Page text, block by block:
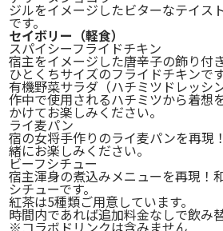
ジルをイメージしたビターなテイス
です。
セイボリー （軽食）
スパイシーフライドチキン
宿主をイメージした唐辛子の飾り付
ひとくちサイズのフライドチキンです
有機野菜サラダ （ハチミツドレッシ
作中で使用されるハチミツから着想
かけてお楽しみください。
ライ麦パン
宿の女将手作りのライ麦パンを再現
緒にお楽しみください。
ビーフシチュー
宿主渾身の煮込みメニューを再現！
シチューです。
紅茶は5種類ご用意しています。
時間内であれば追加料金なしで飲み